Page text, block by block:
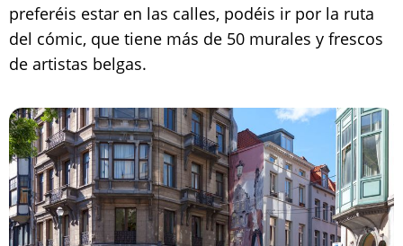
preferéis estar en las calles, podéis ir por la ruta
del cómic, que tiene más de 50 murales y frescos
de artistas belgas.